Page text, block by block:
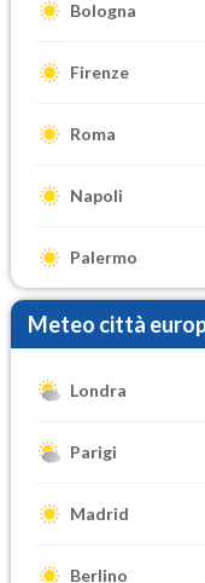
Bologna
Firenze
Roma
Napoli
Palermo
Meteo città
Londra
Parigi
Madrid
Berlino